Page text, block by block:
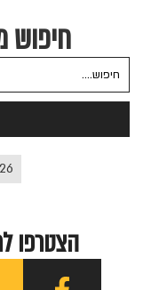
חיפוש
הצטרפו